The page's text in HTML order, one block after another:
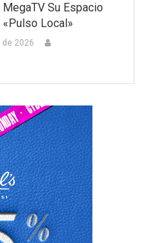
MegaTV Su Espacio
Local»
de 2026